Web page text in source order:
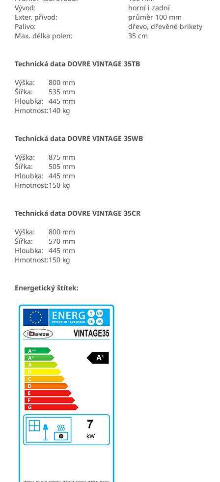
Vývod:
horní i zadní
Exter. přívod:
průměr 100 mm
Palivo:
dřevo, dřevěné brikety
Max. délka polen:
35 cm
Technická data DOVRE VINTAGE 35TB
Výška:
800 mm
Šířka:
535 mm
Hloubka: 445 mm
Hmotnost:140 kg
Technická data DOVRE VINTAGE 35WB
Výška:
875 mm
Šířka:
505 mm
Hloubka: 445 mm
Hmotnost:150 kg
Technická data DOVRE VINTAGE 35CR
Výška:
800 mm
Šířka:
570 mm
Hloubka: 445 mm
Hmotnost:150 kg
Energetický štítek: